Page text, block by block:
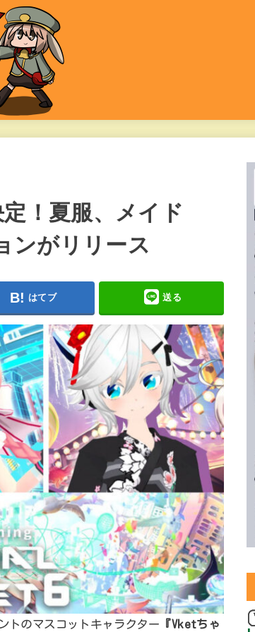
！夏服、メイド
ンがリリース
はてブ 送る
トのマスコットキャラクター 『Vketちゃ